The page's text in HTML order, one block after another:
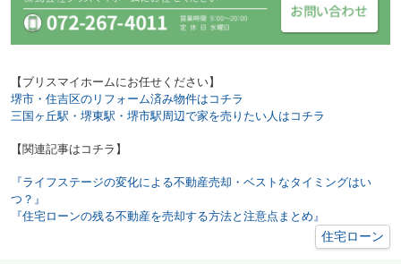
【ブリスマイホームにお任せください】
堺市・住吉区のリフォーム済み物件はコチラ
三国ヶ丘駅・堺東駅・堺市駅周辺で家を売りたい人はコチラ
【関連記事はコチラ】
『ライフステージの変化による不動産売却・ベストなタイミングはい
つ？』
『住宅ローンの残る不動産を売却する方法と注意点まとめ』
住宅ローン